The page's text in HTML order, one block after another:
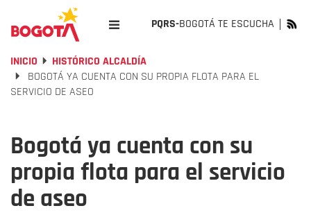
PQRS-BOGOTÁ TE ESCUCHA
INICIO
HISTÓRICO ALCALDÍA
BOGOTÁ YA CUENTA CON SU PROPIA FLOTA PARA EL
SERVICIO DE ASEO
Bogotá ya cuenta con su
propia flota para el servicio
de aseo